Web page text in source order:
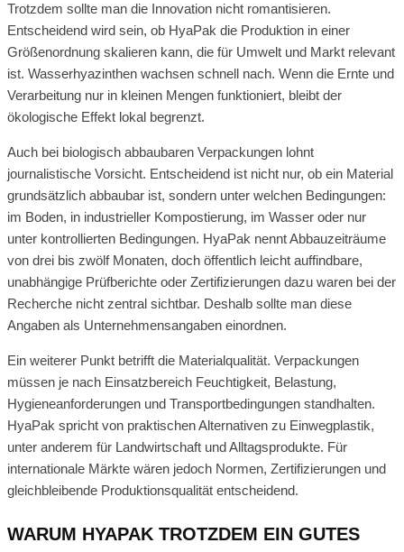
Trotzdem sollte man die Innovation nicht romantisieren.
Entscheidend wird sein, ob HyaPak die Produktion in einer
Größenordnung skalieren kann, die für Umwelt und Markt relevant
ist. Wasserhyazinthen wachsen schnell nach. Wenn die Ernte und
Verarbeitung nur in kleinen Mengen funktioniert, bleibt der
ökologische Effekt lokal begrenzt.
Auch bei biologisch abbaubaren Verpackungen lohnt
journalistische Vorsicht. Entscheidend ist nicht nur, ob ein Material
grundsätzlich abbaubar ist, sondern unter welchen Bedingungen:
im Boden, in industrieller Kompostierung, im Wasser oder nur
unter kontrollierten Bedingungen. HyaPak nennt Abbauzeiträume
von drei bis zwölf Monaten, doch öffentlich leicht auffindbare,
unabhängige Prüfberichte oder Zertifizierungen dazu waren bei der
Recherche nicht zentral sichtbar. Deshalb sollte man diese
Angaben als Unternehmensangaben einordnen.
Ein weiterer Punkt betrifft die Materialqualität. Verpackungen
müssen je nach Einsatzbereich Feuchtigkeit, Belastung,
Hygieneanforderungen und Transportbedingungen standhalten.
HyaPak spricht von praktischen Alternativen zu Einwegplastik,
unter anderem für Landwirtschaft und Alltagsprodukte. Für
internationale Märkte wären jedoch Normen, Zertifizierungen und
gleichbleibende Produktionsqualität entscheidend.
WARUM HYAPAK TROTZDEM EIN GUTES